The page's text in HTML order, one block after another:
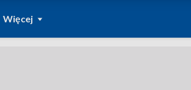
Więcej